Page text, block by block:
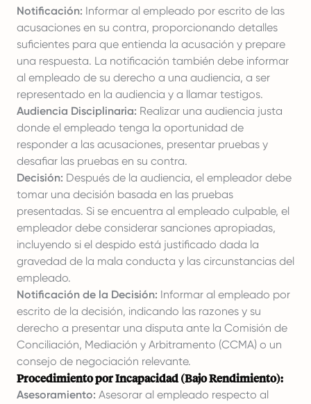
Notificación: Informar al empleado por escrito de las
acusaciones en su contra, proporcionando detalles
suficientes para que entienda la acusación y prepare
una respuesta. La notificación también debe informar
al empleado de su derecho a una audiencia, a ser
representado en la audiencia y a llamar testigos.
Audiencia Disciplinaria: Realizar una audiencia justa
donde el empleado tenga la oportunidad de
responder a las acusaciones, presentar pruebas y
desafiar las pruebas en su contra.
Decisión: Después de la audiencia, el empleador debe
tomar una decisión basada en las pruebas
presentadas. Si se encuentra al empleado culpable, el
empleador debe considerar sanciones apropiadas,
incluyendo si el despido está justificado dada la
gravedad de la mala conducta y las circunstancias del
empleado.
Notificación de la Decisión: Informar al empleado por
escrito de la decisión, indicando las razones y su
derecho a presentar una disputa ante la Comisión de
Conciliación, Mediación y Arbitramento (CCMA) o un
consejo de negociación relevante.
Procedimiento por Incapacidad (Bajo Rendimiento):
Asesoramiento: Asesorar al empleado respecto al